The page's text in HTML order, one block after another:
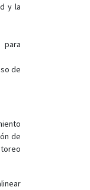
y la
para
de
de